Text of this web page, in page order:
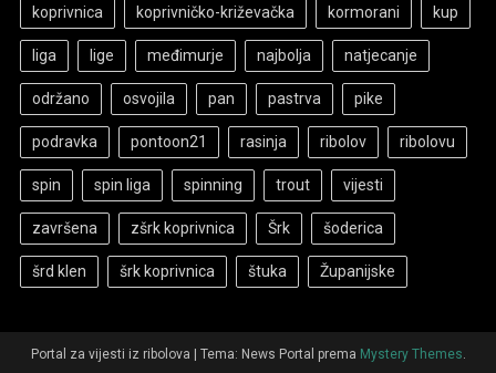
koprivnica koprivničko-križevačka kormorani kup
liga lige međimurje najbolja natjecanje
održano osvojila pan pastrva pike
podravka pontoon21 rasinja ribolov ribolovu
spin spin liga spinning trout vijesti
završena zšrk koprivnica Šrk šoderica
šrd klen šrk koprivnica štuka Županijske
Portal za vijesti iz ribolova Tema: News Portal prema Mystery Themes.